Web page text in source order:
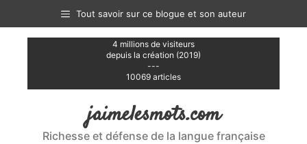
contenu
Tout savoir sur ce blogue et son auteur
4 millions de visiteurs
depuis la création (2019)
---
10069 articles
jaimelesmots.com
Richesse et défense de la langue française